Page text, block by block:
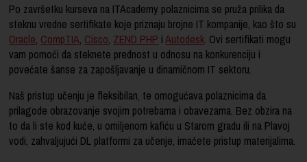
Po završetku kurseva na ITAcademy polaznicima se pruža prilika da
steknu vredne sertifikate koje priznaju brojne IT kompanije, kao što su
Oracle, CompTIA, Cisco, ZEND PHP iAutodesk. Ovi sertifikati mogu
vam pomoći da steknete prednost u odnosu na konkurenciju i
povećate šanse za zapošljavanje u dinamičnom IT sektoru.
Naš pristup učenju je fleksibilan, te omogućava polaznicima da
prilagode obrazovanje svojim potrebama i obavezama. Bez obzira na
to da li ste kod kuće, u omiljenom kafiću u Starom gradu ili na Plavoj
vodi, zahvaljujući DL platformi za učenje, imaćete pristup materijalima.